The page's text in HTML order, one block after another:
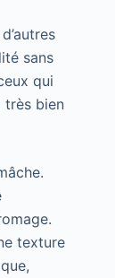
sans
qui
très bien
texture